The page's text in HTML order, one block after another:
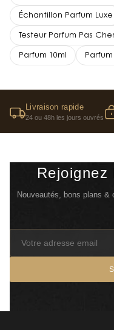
Échantillon Parfum Luxe
Testeur Parfum Pas Cher
Parfum 10ml Parfum
Livraison rapide
24 ou 48h les jours ouvrés
Rejoignez
Nouveautés, bons plans